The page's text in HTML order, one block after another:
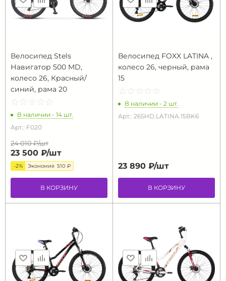
Велосипед Stels
Навигатор 500 MD,
колесо 26, Красный/
синий, рама 20
☆ ☆ ☆ ☆ ☆
★ ★ ★ ★ ★
В наличии - 14 шт.
Арт.: F020
24 010 ₽/шт
23 500 ₽/шт
-2% Экономия 510 ₽
В КОРЗИНУ
Велосипед FOXX LATINA ,
колесо 26, черный, рама
15
☆ ☆ ☆ ☆ ☆
★ ★ ★ ★ ★
В наличии - 2 шт.
Арт.: 26SHD.LATINA.15BK6
23 890 ₽/шт
В КОРЗИНУ